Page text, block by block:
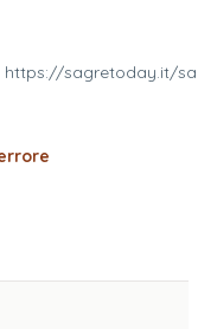
https://